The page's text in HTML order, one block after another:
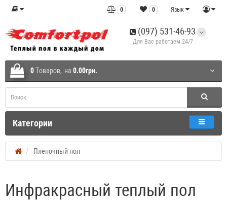
Язык
0
0
(097) 531-46-93
Для Вас работаем 24/7
0Tоваров, на 0.00грн.
Категории
Пленочный пол
Инфракрасный теплый пол